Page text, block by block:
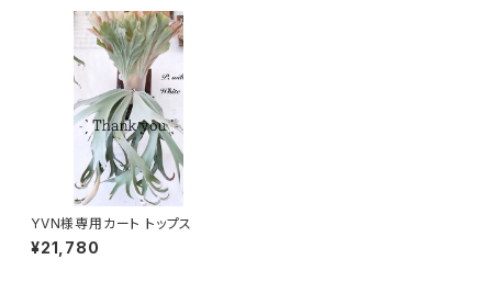
YVN様専用カート トップス
¥21,780